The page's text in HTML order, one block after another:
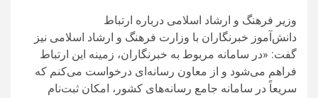
وزیر فرهنگ و ارشاد اسلامی درباره ارتباط
دانش‌آموز خبرنگاران با وزارت فرهنگ و ارشاد اسلامی نیز
گفت: «در سامانه مربوط به خبرنگاران، زمینه این ارتباط
فراهم می‌شود و از معاون رسانه‌ای درخواست می‌کنم که
سریعاً در سامانه جامع رسانه‌های کشور، امکان ثبت‌نام